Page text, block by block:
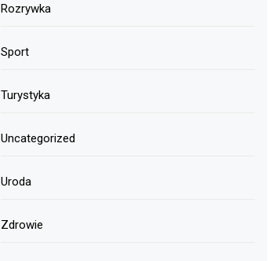
Rozrywka
Sport
Turystyka
Uncategorized
Uroda
Zdrowie